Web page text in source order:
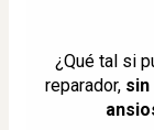
¿Qué tal si
reparador, sin